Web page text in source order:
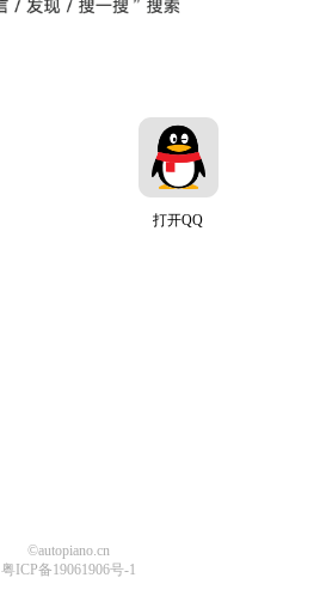
打开QQ
©autopiano.cn
粤ICP备19061906号-1